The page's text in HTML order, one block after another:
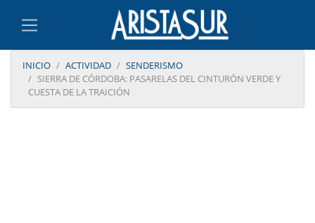
INICIO ACTIVIDAD
SENDERISMO
SIERRA DE CÓRDOBA: PASARELAS DEL CINTURÓN VERDE Y
CUESTA DE LA TRAICIÓN